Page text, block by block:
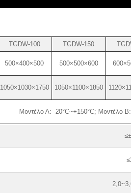
TGDW-100 TGDW-150
500×400×500 500×500×600
1050×1030×1750 1050×1100×1850
Μοντέλο Α: -20°C~+150°C; Μοντέλο